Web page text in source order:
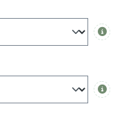
Info
Info